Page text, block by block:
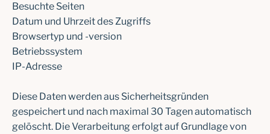
Besuchte Seiten
Datum und Uhrzeit des Zugriffs
Browsertyp und -version
Betriebssystem
IP-Adresse
Diese Daten werden aus Sicherheitsgründen
gespeichert und nach maximal 30 Tagen automatisch
gelöscht. Die Verarbeitung erfolgt auf Grundlage von